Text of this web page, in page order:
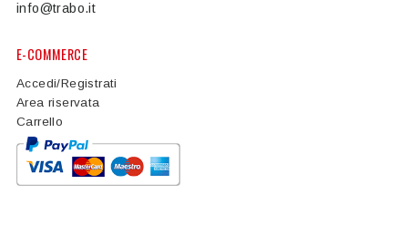
info@trabo.it
E-COMMERCE
Accedi/Registrati
Area riservata
Carrello